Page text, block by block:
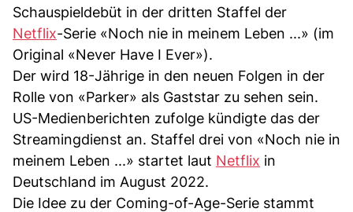
Schauspieldebüt in der dritten Staffel der
Netflix-Serie «Noch nie in meinem Leben ...» (im
Original «Never Have I Ever»).
Der wird 18-Jährige in den neuen Folgen in der
Rolle von «Parker» als Gaststar zu sehen sein.
US-Medienberichten zufolge kündigte das der
Streamingdienst an. Staffel drei von «Noch nie in
meinem Leben ...» startet laut Netflix in
Deutschland im August 2022.
Die Idee zu der Coming-of-Age-Serie stammt